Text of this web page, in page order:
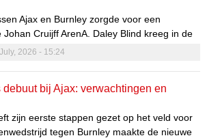
situaties.
Ajax en Burnley zorgde voor een
Cruijff ArenA. Daley Blind kreeg in de
applaus van de supporters, wat zijn
markeerde. Dit moment benadrukt niet
die Blind heeft met Ajax.
2026 - 15:24
debuut bij Ajax: verwachtingen en
zijn eerste stappen gezet op het veld voor
tegen Burnley maakte de nieuwe